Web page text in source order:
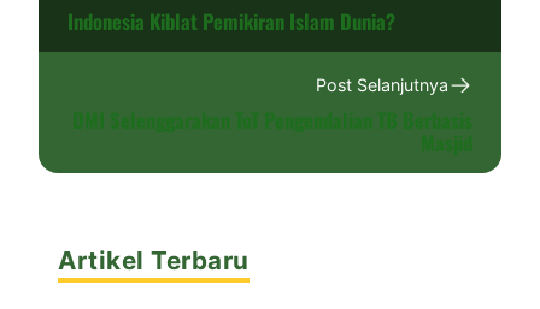
Indonesia Kiblat Pemikiran Islam Dunia?
Post Selanjutnya
Artikel Terbaru